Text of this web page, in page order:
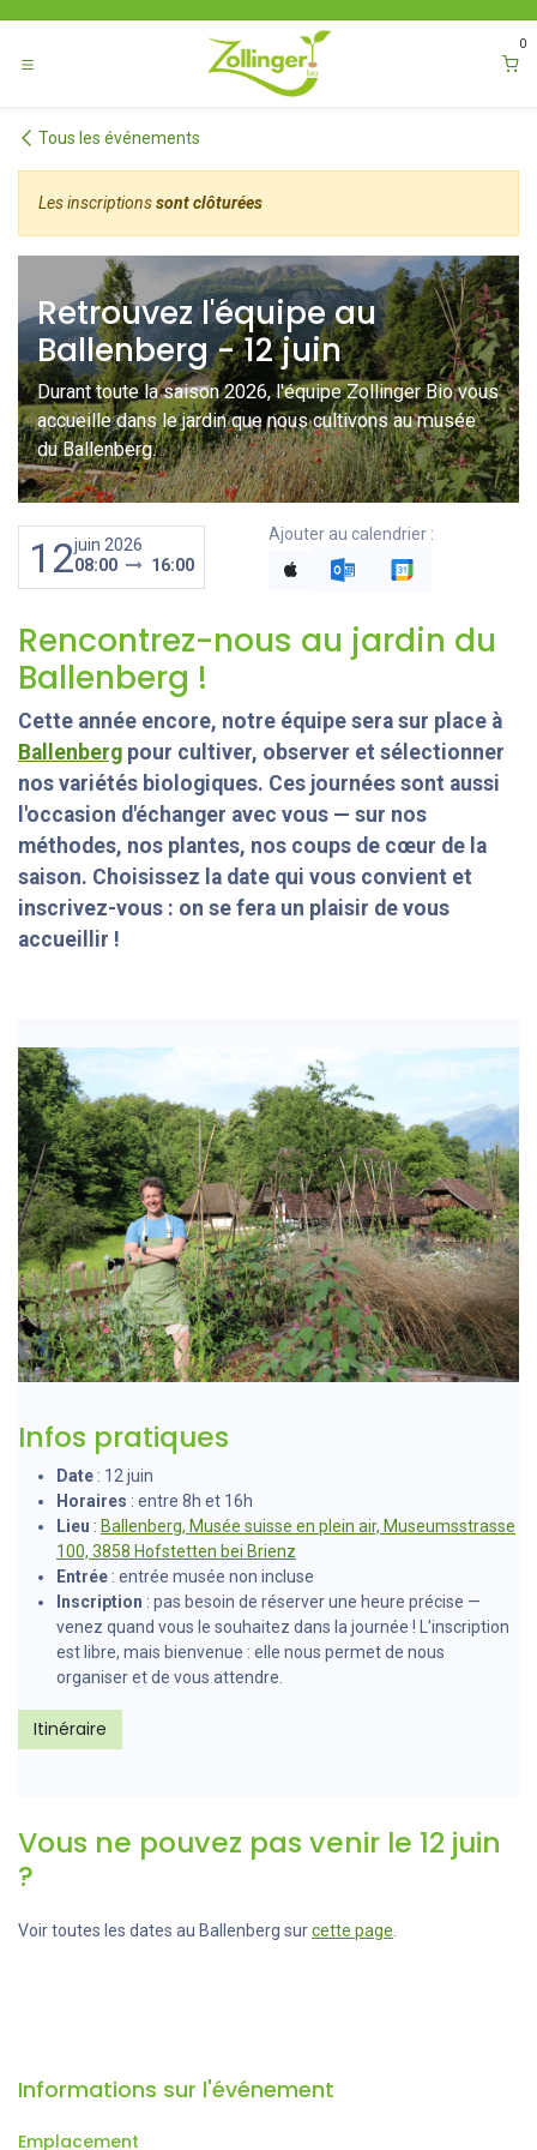
0
Tous les événements
Les inscriptionssont clôturées
Retrouvez l'équipe au
Ballenberg - 12 juin
Durant toute la saison 2026, l'équipe Zollinger Bio vous
accueille dans le jardin que nous cultivons au musée
du Ballenberg.
12juin 2026
08:00
16:00
Ajouter au calendrier :
Rencontrez-nous au jardin du
Ballenberg !
Cette année encore, notre équipe sera sur place à
Ballenberg pour cultiver, observer et sélectionner
nos variétés biologiques. Ces journées sont aussi
l'occasion d'échanger avec vous — sur nos
méthodes, nos plantes, nos coups de cœur de la
saison. Choisissez la date qui vous convient et
inscrivez-vous : on se fera un plaisir de vous
accueillir !
Infos pratiques
Date : 12 juin
Horaires : entre 8h et 16h
Lieu : Ballenberg, Musée suisse en plein air, Museumsstrasse
100, 3858 Hofstetten bei Brienz
Entrée : entrée musée non incluse
Inscription : pas besoin de réserver une heure précise —
venez quand vous le souhaitez dans la journée ! L'inscription
est libre, mais bienvenue : elle nous permet de nous
organiser et de vous attendre.
Itinéraire
Vous ne pouvez pas venir le 12 juin
?
Voir toutes les dates au Ballenberg surcette page
Informations sur l'événement
Emplacement